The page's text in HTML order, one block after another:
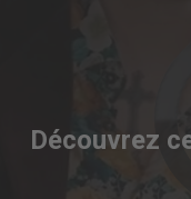
Découvrez